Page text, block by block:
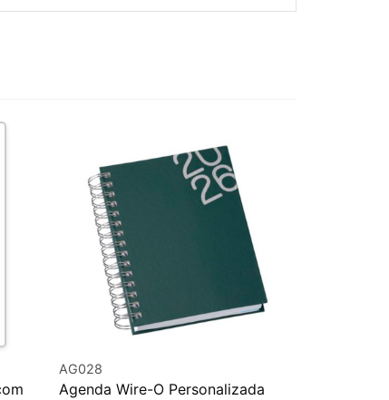
AG028
Agenda Wire-O Personalizada